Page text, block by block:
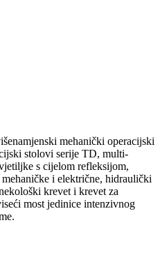
mehanički operacijski
stolovi serije TD, multi-
s cijelom refleksijom,
i električne, hidraulički
krevet i krevet za
most jedinice intenzivnog